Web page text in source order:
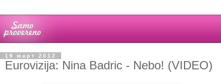
19 март 2012
Eurovizija: Nina Badric - Nebo! (VIDEO)